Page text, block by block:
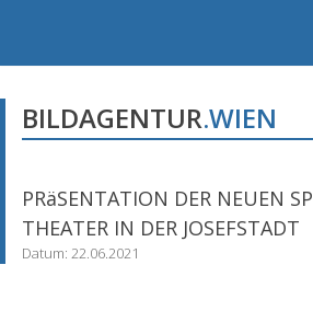
BILDAGENTUR.WIEN
PRäSENTATION DER NEUEN
THEATER IN DER JOSEFSTADT
Datum: 22.06.2021